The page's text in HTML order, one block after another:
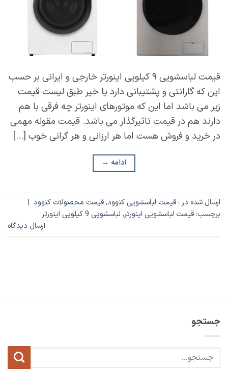
قیمت لباسشویی ۹ کیلویی اینورتر خارجی و ایرانی بر حسب
این که گارانتی و پشتیبانی دارد یا خیر طبق لیست قیمت
زیر می باشد اما این که موتورهای اینورتر چه فرقی با هم
دارند هم در قیمت تاثیرگذار می باشد. قیمت مقوله مهمی
در خرید و فروش هست اما هر ارزانی و هر گرانی خوب […]
ادامه →
ارسال شده در : قیمت لباسشویی کنوود,قیمت محصولات کنوود |
برچسب: قیمت لباسشویی اینورتر, لباسشویی 9 کیلویی اینورتر
ارسال دیدگاه
جستجو